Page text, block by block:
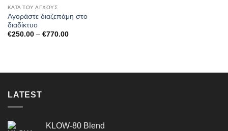
ΚΑΤΆ ΤΟΥ ΆΓΧΟΥΣ
Αγοράστε διαζεπάμη στο
διαδίκτυο
€250.00 – €770.00Price
LATEST
KLOW-80 Blend